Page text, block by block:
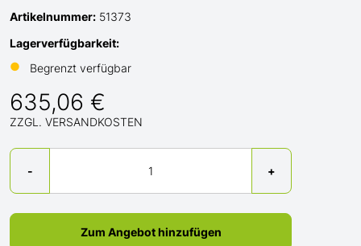
Artikelnummer: 51373
Lagerverfügbarkeit:
●
Begrenzt verfügbar
635,06 €
ZZGL. VERSANDKOSTEN
-
Menge
+
Zum Angebot hinzufügen